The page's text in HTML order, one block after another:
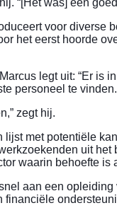
voor diverse
het eerst hoorde
legt uit: “Er is
personeel te
zegt hij.
met potentiële
uit
waarin behoefte is
aan een